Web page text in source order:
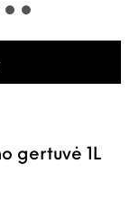
gertuvė 1L